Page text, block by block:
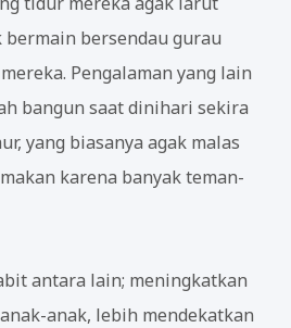
bermain bersendau gurau
Pengalaman yang lain
bangun saat dinihari sekira
yang biasanya agak malas
karena banyak teman-
antara lain; meningkatkan
anak, lebih mendekatkan